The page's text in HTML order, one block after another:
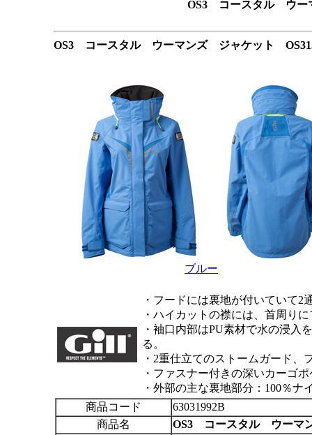
OS3 コースタル ウ
OS3 コースタル ウーマンズ ジャケット
ブルー
・フードには裏地が付いていて
・ハイカットの襟には、首周り
・袖口内部はPU素材で水の浸入
る。
・2重仕立てのストームガード
・ファスナー付きの深いカーゴ
・外部の主な裏地部分：100％
商品コード
63031992B
商品名
OS3 コースタル ウーマ